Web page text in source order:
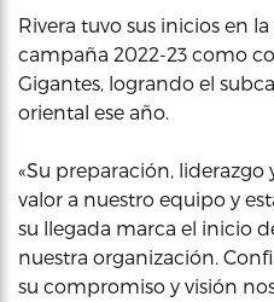
Rivera tuvo sus inicios en
campaña 2022-23 como
Gigantes, logrando el
oriental ese año.
«Su preparación,
valor a nuestro equipo y
su llegada marca el inicio
nuestra organización.
su compromiso y visión